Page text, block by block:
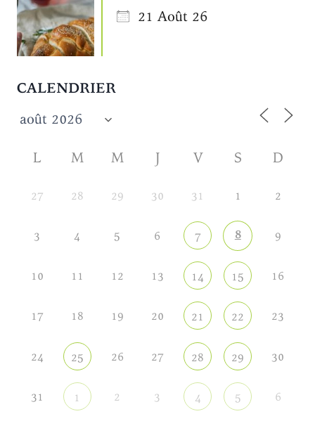
21 Août 26
CALENDRIER
L M M J V S D
27 28 29 30 31 1 2
3 4 5 6 7 8 9
10 11 12 13 14 15 16
17 18 19 20 21 22 23
24 25 26 27 28 29 30
31 1 2 3 4 5 6